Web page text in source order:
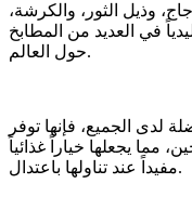
وذيل الثور، والكرشة،
في العديد من المطابخ
حول العالم.
لدى الجميع، فإنها توفر
مما يجعلها خياراً غذائياً
مفيداً عند تناولها باعتدال.